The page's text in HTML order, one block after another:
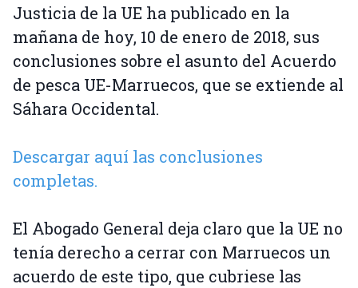
Justicia de la UE ha publicado en la
mañana de hoy, 10 de enero de 2018, sus
conclusiones sobre el asunto del Acuerdo
de pesca UE-Marruecos, que se extiende al
Sáhara Occidental.
Descargar aquí las conclusiones
completas.
El Abogado General deja claro que la UE no
tenía derecho a cerrar con Marruecos un
acuerdo de este tipo, que cubriese las